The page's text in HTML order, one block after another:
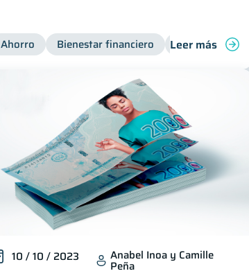
Ahorro Bienestar financiero Consejos
Leer más
10 / 10 / 2023 Anabel Inoa y Camille
Peña